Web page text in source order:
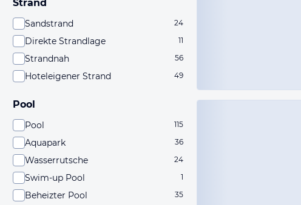
Strand
Sandstrand 24
Direkte Strandlage 11
Strandnah 56
Hoteleigener Strand 49
Pool
Pool 115
Aquapark 36
Wasserrutsche 24
Swim-up Pool 1
Beheizter Pool 35